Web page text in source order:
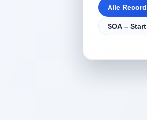
Alle
SOA –